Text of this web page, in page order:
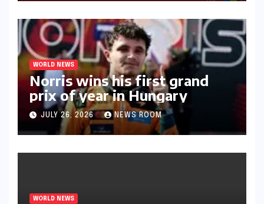
WORLD NEWS
Norris wins his first grand
prix of year in Hungary​​
JULY 26, 2026 NEWS ROOM
WORLD NEWS